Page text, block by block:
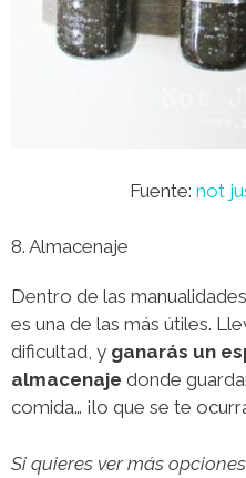
Fuente: not
8. Almacenaje
Dentro de las
es una de las más útiles.
dificultad, y ganarás un
almacenaje donde
comida… ¡lo que se te
Si quieres ver más